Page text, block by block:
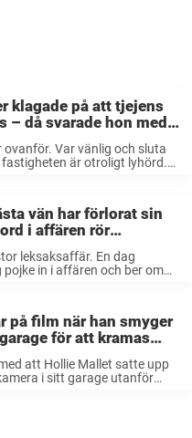
klagade på att tjejens
– då svarade hon med
ovanför. Var vänlig och sluta
är otroligt lyhörd.
vän har förlorat sin
i affären rör
leksaksaffär. En dag
pojke in i affären och ber om
på film när han smyger
för att kramas
att Hollie Mallet satte upp
i sitt garage utanför